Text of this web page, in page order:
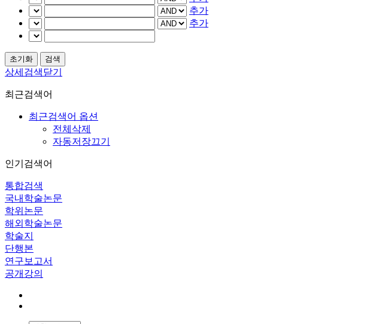
추가
추가
상세검색닫기
최근검색어
최근검색어 옵션
전체삭제
자동저장끄기
인기검색어
통합검색
국내학술논문
학위논문
해외학술논문
학술지
단행본
연구보고서
공개강의